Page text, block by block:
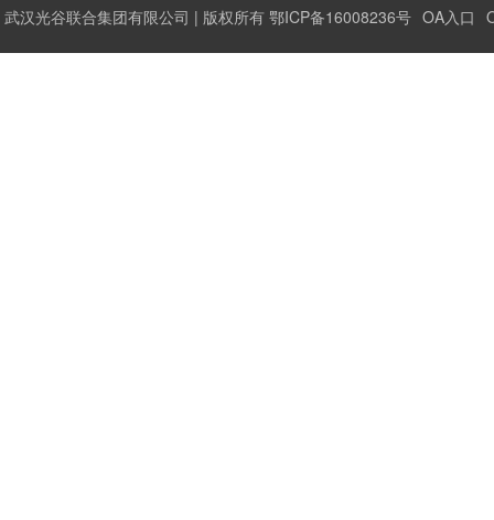
武汉光谷联合集团有限公司 | 版权所有 鄂ICP备16008236号 OA入口